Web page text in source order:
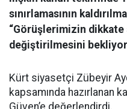
sınırlamasının
“Görüşlerimizin dikkate
değiştirilmesini
Kürt siyasetçi Zübeyir
kapsamında hazırlanan